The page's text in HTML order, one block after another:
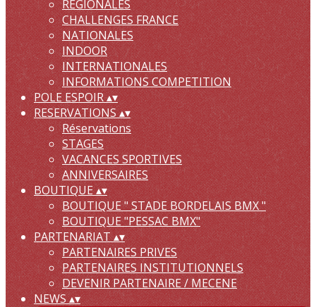
REGIONALES
CHALLENGES FRANCE
NATIONALES
INDOOR
INTERNATIONALES
INFORMATIONS COMPETITION
POLE ESPOIR▴▾
RESERVATIONS▴▾
Réservations
STAGES
VACANCES SPORTIVES
ANNIVERSAIRES
BOUTIQUE▴▾
BOUTIQUE " STADE BORDELAIS BMX "
BOUTIQUE "PESSAC BMX"
PARTENARIAT▴▾
PARTENAIRES PRIVES
PARTENAIRES INSTITUTIONNELS
DEVENIR PARTENAIRE / MECENE
NEWS▴▾